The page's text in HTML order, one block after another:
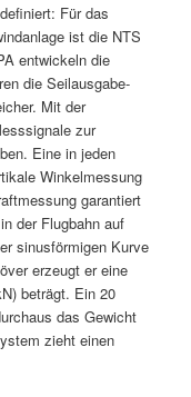
Für das
ist die NTS
entwickeln die
die Seilausgabe-
Mit der
zur
Eine in jeden
Winkelmessung
garantiert
der Flugbahn auf
sinusförmigen Kurve
erzeugt er eine
beträgt. Ein 20
das Gewicht
zieht einen